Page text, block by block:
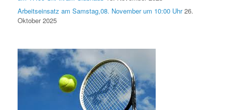
Arbeitseinsatz am Samstag,08. November um 10:00 Uhr 26.
Oktober 2025